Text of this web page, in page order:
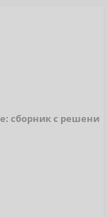
сборник с решени